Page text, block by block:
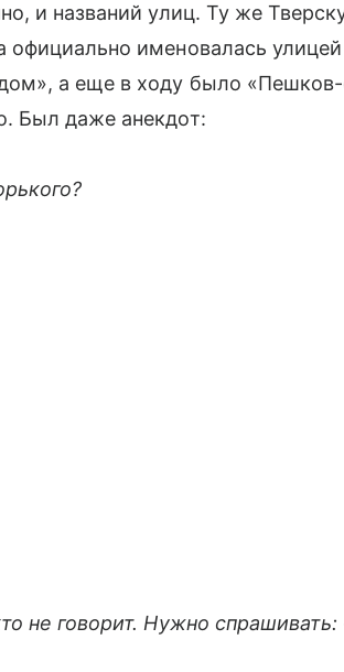
и названий улиц. Ту же
именовалась улицей
а еще в ходу было
Был даже анекдот:
не говорит. Нужно спрашивать: